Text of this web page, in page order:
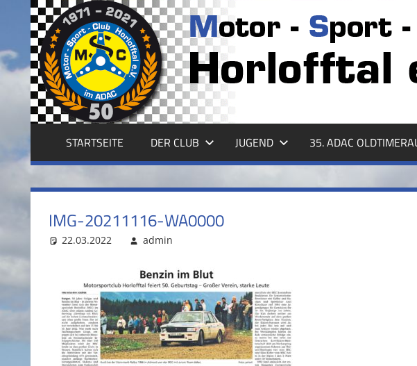
springen MSC
HORLOFFTAL
E.V.
STARTSEITE DER CLUB JUGEND 35. ADAC
IMG-20211116-WA0000
22.03.2022 admin